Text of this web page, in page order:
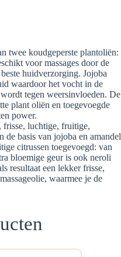
twee koudgeperste plantoliën:
voor massages door de
huidverzorging. Jojoba
waardoor het vocht in de
tegen weersinvloeden. De
plant oliën en toegevoegde
power.
frisse, luchtige, fruitige,
de basis van jojoba en amandel
citrussen toegevoegd: van
bloemige geur is ook neroli
resultaat een lekker frisse,
waarmee je de